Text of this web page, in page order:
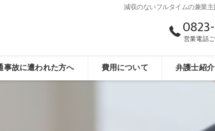
減収のないフルタイムの兼業
営業電話
事故に遭われた方へ 費用について 弁護士紹介